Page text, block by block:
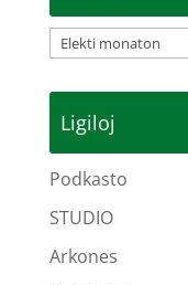
Arkivoj
Ligiloj
Podkasto
STUDIO
Arkones